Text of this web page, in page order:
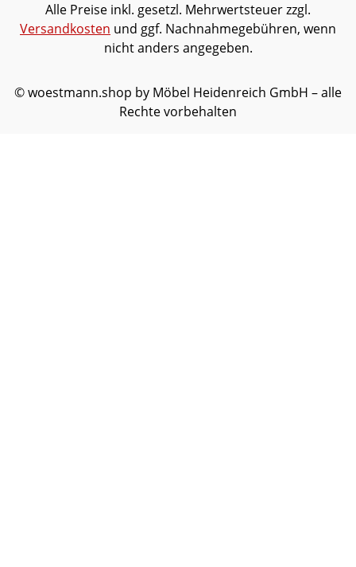
Alle Preise inkl. gesetzl. Mehrwertsteuer zzgl.
Versandkosten und ggf. Nachnahmegebühren, wenn
nicht anders angegeben.
© woestmann.shop by Möbel Heidenreich GmbH – alle
Rechte vorbehalten